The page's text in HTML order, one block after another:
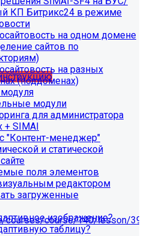
поддержка продуктов на
версия MySql
сайта:
courses/course/140/lesson/
КП Битрикс24 в режиме
на одном домене
сайтов по
на разных
(поддоменах)
модули
для администратора
+ SIMAI
"Контент-менеджер"
и статической
поля элементов
редактором
загруженные
изображение?
таблицу?